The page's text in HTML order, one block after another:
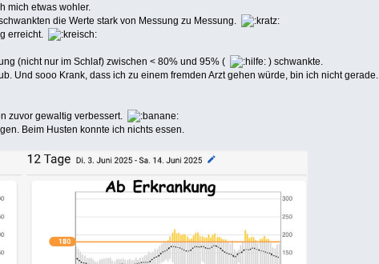
mich etwas wohler.
die Werte stark von Messung zu Messung.
erreicht.
(nicht nur im Schlaf) zwischen < 80% und 95% (
) schwankte.
Und sooo Krank, dass ich zu einem fremden Arzt gehen würde, bin ich nicht gerade.
zuvor gewaltig verbessert.
Beim Husten konnte ich nichts essen.